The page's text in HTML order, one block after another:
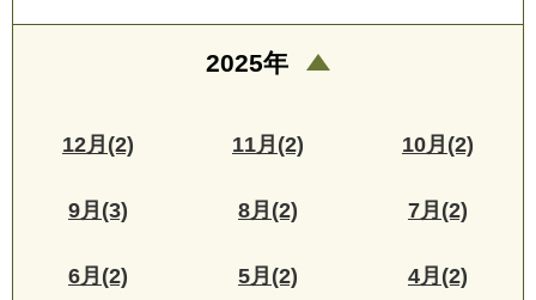
2025年
12月(2) 11月(2) 10月(2)
9月(3) 8月(2) 7月(2)
6月(2) 5月(2) 4月(2)